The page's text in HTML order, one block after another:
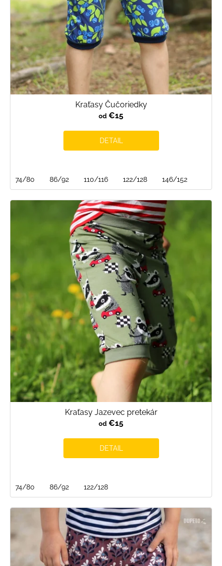
Kraťasy Čučoriedky
od €15
DETAIL
74/80 86/92 110/116 122/128 146/152
Kraťasy Jazevec pretekár
od €15
DETAIL
74/80 86/92 122/128